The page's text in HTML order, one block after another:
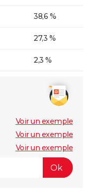
38,6 %
27,3 %
2,3 %
Voir un exemple
Voir un exemple
Voir un exemple